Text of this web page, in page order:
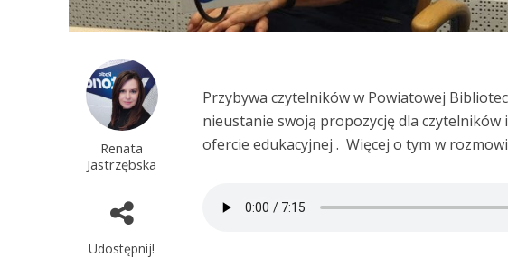
Renata
Jastrzębska
Udostępnij!
Przybywa czytelników w Powiatowej
nieustanie swoją propozycję dla
ofercie edukacyjnej . Więcej o tym w